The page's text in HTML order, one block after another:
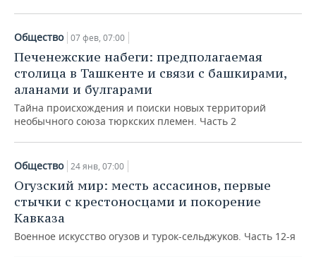
Общество 07 фев, 07:00
Печенежские набеги: предполагаемая
столица в Ташкенте и связи с башкирами,
аланами и булгарами
Тайна происхождения и поиски новых территорий
необычного союза тюркских племен. Часть 2
Общество 24 янв, 07:00
Огузский мир: месть ассасинов, первые
стычки с крестоносцами и покорение
Кавказа
Военное искусство огузов и турок-сельджуков. Часть 12-я